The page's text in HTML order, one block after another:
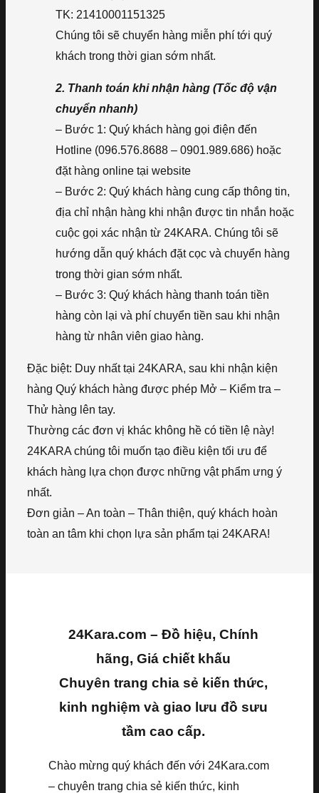
TK: 21410001151325
Chúng tôi sẽ chuyển hàng miễn phí tới quý
khách trong thời gian sớm nhất.
2. Thanh toán khi nhận hàng (Tốc độ vận
chuyển nhanh)
– Bước 1: Quý khách hàng gọi điện đến
Hotline (096.576.8688 – 0901.989.686) hoặc
đặt hàng online tại website
– Bước 2: Quý khách hàng cung cấp thông tin,
địa chỉ nhận hàng khi nhận được tin nhắn hoặc
cuộc gọi xác nhận từ 24KARA. Chúng tôi sẽ
hướng dẫn quý khách đặt cọc và chuyển hàng
trong thời gian sớm nhất.
– Bước 3: Quý khách hàng thanh toán tiền
hàng còn lại và phí chuyển tiền sau khi nhận
hàng từ nhân viên giao hàng.
Đặc biệt: Duy nhất tại 24KARA, sau khi nhận kiện
hàng Quý khách hàng được phép Mở – Kiểm tra –
Thử hàng lên tay.
Thường các đơn vị khác không hề có tiền lệ này!
24KARA chúng tôi muốn tạo điều kiện tối ưu để
khách hàng lựa chọn được những vật phẩm ưng ý
nhất.
Đơn giản – An toàn – Thân thiện, quý khách hoàn
toàn an tâm khi chọn lựa sản phẩm tại 24KARA!
24Kara.com – Đồ hiệu, Chính
hãng, Giá chiết khấu
Chuyên trang chia sẻ kiến thức,
kinh nghiệm và giao lưu đồ sưu
tầm cao cấp.
Chào mừng quý khách đến với 24Kara.com
– chuyên trang chia sẻ kiến thức, kinh